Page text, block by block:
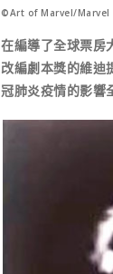
©Art of Marvel/Marvel
在編導了全球票房
改編劇本獎的維迪
冠肺炎疫情的影響